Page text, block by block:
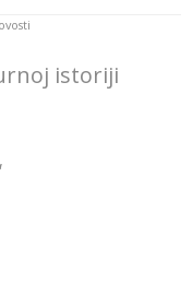
istoriji